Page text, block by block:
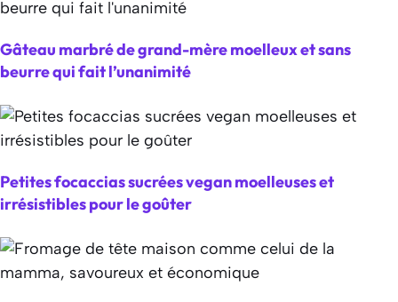
Gâteau marbré de grand-mère moelleux et sans
beurre qui fait l’unanimité
Petites focaccias sucrées vegan moelleuses et
irrésistibles pour le goûter